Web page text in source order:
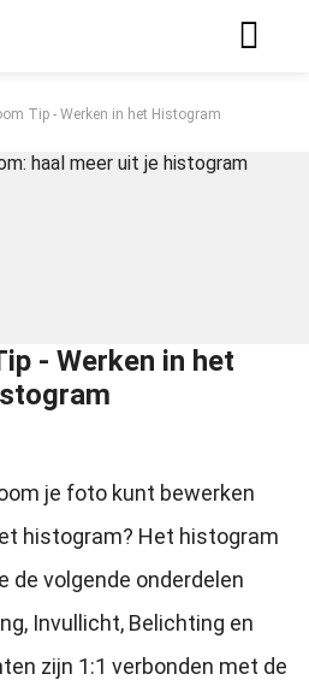
Tip - Werken in het Histogram
- Werken in het
je foto kunt bewerken
histogram? Het histogram
de volgende onderdelen
Invullicht, Belichting en
zijn 1:1 verbonden met de